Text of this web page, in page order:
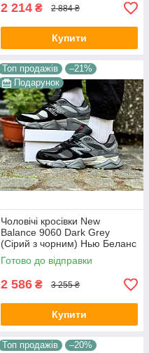
2 214 ₴ 2 884 ₴
Купити
Топ продажів
–21%
Подарунок
Чоловічі кросівки New
Balance 9060 Dark Grey
(Сірий з чорним) Нью Беланс
9060 замш текстиль
рефлективні демісезон
Готово до відправки
2 586 ₴ 3 255 ₴
Купити
Топ продажів –20%